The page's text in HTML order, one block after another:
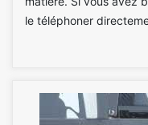
le téléphoner